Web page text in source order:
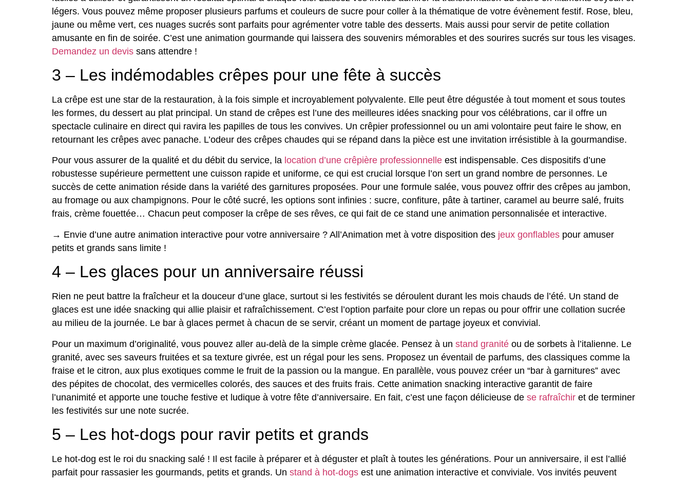
légers. Vous pouvez même proposer plusieurs parfums et couleurs de sucre pour coller à la thématique de votre évènement festif. Rose, bleu,
jaune ou même vert, ces nuages sucrés sont parfaits pour agrémenter votre table des desserts. Mais aussi pour servir de petite collation
amusante en fin de soirée. C’est une animation gourmande qui laissera des souvenirs mémorables et des sourires sucrés sur tous les visages.
Demandez un devissans attendre !
3 – Les indémodables crêpes pour une fête à succès
La crêpe est une star de la restauration, à la fois simple et incroyablement polyvalente. Elle peut être dégustée à tout moment et sous toutes
les formes, du dessert au plat principal. Un stand de crêpes est l’une des meilleures idées snacking pour vos célébrations, car il offre un
spectacle culinaire en direct qui ravira les papilles de tous les convives. Un crêpier professionnel ou un ami volontaire peut faire le show, en
retournant les crêpes avec panache. L’odeur des crêpes chaudes qui se répand dans la pièce est une invitation irrésistible à la gourmandise.
Pour vous assurer de la qualité et du débit du service, la location d’une crêpière professionnelleest indispensable. Ces dispositifs d’une
robustesse supérieure permettent une cuisson rapide et uniforme, ce qui est crucial lorsque l’on sert un grand nombre de personnes. Le
succès de cette animation réside dans la variété des garnitures proposées. Pour une formule salée, vous pouvez offrir des crêpes au jambon,
au fromage ou aux champignons. Pour le côté sucré, les options sont infinies : sucre, confiture, pâte à tartiner, caramel au beurre salé, fruits
frais, crème fouettée… Chacun peut composer la crêpe de ses rêves, ce qui fait de ce stand une animation personnalisée et interactive.
→ Envie d’une autre animation interactive pour votre anniversaire ? All’Animation met à votre disposition des jeux gonflablespour amuser
petits et grands sans limite !
4 – Les glaces pour un anniversaire réussi
Rien ne peut battre la fraîcheur et la douceur d’une glace, surtout si les festivités se déroulent durant les mois chauds de l’été. Un stand de
glaces est une idée snacking qui allie plaisir et rafraîchissement. C’est l’option parfaite pour clore un repas ou pour offrir une collation sucrée
au milieu de la journée. Le bar à glaces permet à chacun de se servir, créant un moment de partage joyeux et convivial.
Pour un maximum d’originalité, vous pouvez aller au-delà de la simple crème glacée. Pensez à un stand granitéou de sorbets à l’italienne. Le
granité, avec ses saveurs fruitées et sa texture givrée, est un régal pour les sens. Proposez un éventail de parfums, des classiques comme la
fraise et le citron, aux plus exotiques comme le fruit de la passion ou la mangue. En parallèle, vous pouvez créer un “bar à garnitures” avec
des pépites de chocolat, des vermicelles colorés, des sauces et des fruits frais. Cette animation snacking interactive garantit de faire
l’unanimité et apporte une touche festive et ludique à votre fête d’anniversaire. En fait, c’est une façon délicieuse de se rafraîchiret de terminer
les festivités sur une note sucrée.
5 – Les hot-dogs pour ravir petits et grands
Le hot-dog est le roi du snacking salé ! Il est facile à préparer et à déguster et plaît à toutes les générations. Pour un anniversaire, il est l’allié
parfait pour rassasier les gourmands, petits et grands. Un stand à hot-dogsest une animation interactive et conviviale. Vos invités peuvent